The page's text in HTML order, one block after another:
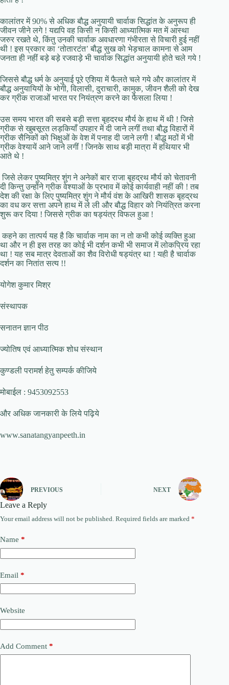
कालांतर में 90% से अधिक बौद्ध अनुयायी चार्वाक सिद्धांत के अनुरूप ही
जीवन जीने लगे ! यद्यपि वह किसी न किसी आध्यात्मिक मत में आस्था
जरुर रखते थे, किंतु उनकी चार्वाक अवधारणा गंभीरता से विचारी हुई नहीं
थी ! इस प्रकार का ‘तोतारटंत’ बौद्ध सुख को भेड़चाल कामना से आम
जनता ही नहीं बड़े बड़े रजवाड़े भी चार्वाक सिद्धांत अनुयायी होते चले गये !
जिससे बौद्ध धर्म के अनुयाई पूरे एशिया में फैलते चले गये और कालांतर में
बौद्ध अनुयायियों के भोगी, विलासी, दुराचारी, कामुक, जीवन शैली को देख
कर ग्रीक राजाओं भारत पर नियंत्रण करने का फैसला लिया !
उस समय भारत की सबसे बड़ी सत्ता बृहदरथ मौर्य के हाथ में थी ! जिसे
ग्रीक से खुबसूरत लड़कियाँ उपहार में दी जाने लगीं तथा बौद्ध विहारों में
ग्रीक सैनिकों को भिक्षुओं के वेश में पनाह दी जाने लगी ! बौद्ध मठों में भी
ग्रीक वेश्यायें आने जाने लगीं ! जिनके साथ बड़ी मात्रा में हथियार भी
आते थे !
जिसे लेकर पुष्यमित्र शुंग ने अनेकों बार राजा बृहद्रथ मौर्य को चेतावनी
दी किन्तु उन्होंने ग्रीक वेश्याओं के प्रभाव में कोई कार्यवाही नहीं की ! तब
देश की रक्षा के लिए पुष्यमित्र शुंग ने मौर्य वंश के आखिरी शासक बृहद्रथ
का वध कर सत्ता अपने हाथ में ले ली और बौद्ध विहार को नियंत्रित करना
शुरू कर दिया ! जिससे ग्रीक का षड्यंत्र विफल हुआ !
कहने का तात्पर्य यह है कि चार्वाक नाम का न तो कभी कोई व्यक्ति हुआ
था और न ही इस तरह का कोई भी दर्शन कभी भी समाज में लोकप्रिय रहा
था ! यह सब मात्र देवताओं का शैव विरोधी षड्यंत्र था ! यही है चार्वाक
दर्शन का नितांत सत्य !!
योगेश कुमार मिश्र
संस्थापक
सनातन ज्ञान पीठ
ज्योतिष एवं आध्यात्मिक शोध संस्थान
कुण्डली परामर्श हेतु सम्पर्क कीजिये
मोबाईल : 9453092553
और अधिक जानकारी के लिये पढ़िये
www.sanatangyanpeeth.in
PREVIOUS NEXT
Leave a Reply
Your email address will not be published. Required fields are marked *
Name *
Email *
Website
Add Comment *